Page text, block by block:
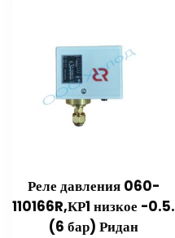
Реле давления 060-
110166R,КР1 низкое -0.5.
(6 бар) Ридан